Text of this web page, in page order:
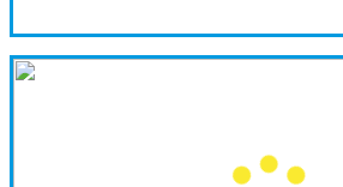
Nagykörút Srí Lankán,
Város: Colombo